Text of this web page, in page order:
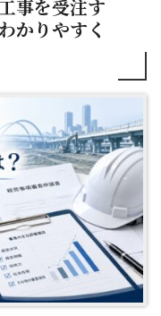
事を受注す
かりやすく